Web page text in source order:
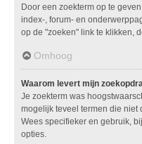
Door een zoekterm op te
index-, forum- en
op de "zoeken" link te klikken,
Omhoog
Waarom levert mijn
Je zoekterm was
mogelijk teveel termen die
Wees specifieker en gebruik,
opties.